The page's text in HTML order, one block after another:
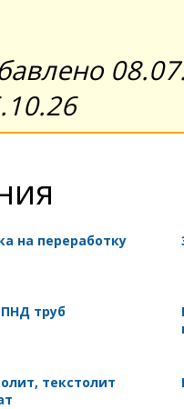
на переработку
труб
текстолит